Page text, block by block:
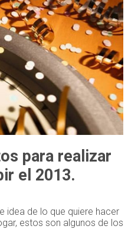
para realizar
el 2013.
idea de lo que quiere hacer
estos son algunos de los